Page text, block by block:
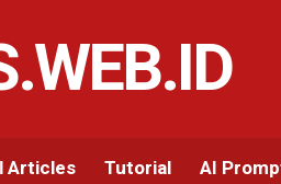
Articles Tutorial AI